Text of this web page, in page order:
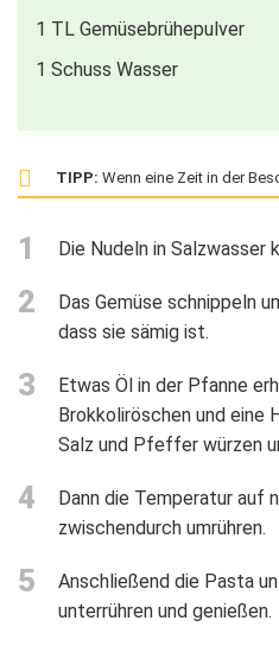
1 TL Gemüsebrühepulver
1 Schuss Wasser
TIPP: Wenn eine Zeit in der
1 Die Nudeln in Salzwasser
2
Das Gemüse schnippeln
dass sie sämig ist.
3
Etwas Öl in der Pfanne
Brokkoliröschen und eine
Salz und Pfeffer würzen
4
Dann die Temperatur auf
zwischendurch umrühren.
5
Anschließend die Pasta
unterrühren und genießen.